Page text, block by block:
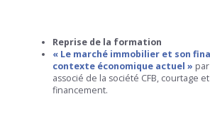
Reprise de la formation
« Le marché immobilier et son
contexte économique actuel » par
associé de la société CFB, courtage
financement.